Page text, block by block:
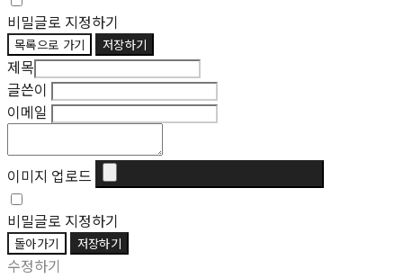
비밀글로 지정하기
목록으로 가기 저장하기
제목
글쓴이
이메일
이미지 업로드
비밀글로 지정하기
돌아가기 저장하기
수정하기